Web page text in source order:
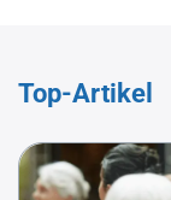
Top-Artikel